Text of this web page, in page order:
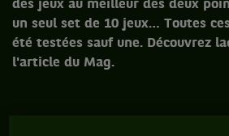
des jeux au meilleur des deux
un seul set de 10 jeux… Toutes
été testées sauf une. Découvrez
l'article du Mag.